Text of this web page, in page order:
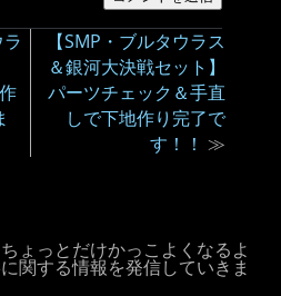
【SMP・ブルタウラス
＆銀河大決戦セット】
パーツチェック＆手直
しで下地作り完了で
す！！ ≫
ょっとだけかっこよくなるよ
関する情報を発信していきま